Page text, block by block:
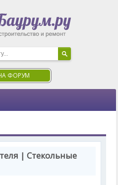
ФОРУМ
| Стекольные